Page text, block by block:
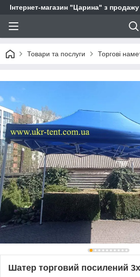
Інтернет-магазин "Царина" з
Товари та послуги Торгові
Шатер торговий посилений